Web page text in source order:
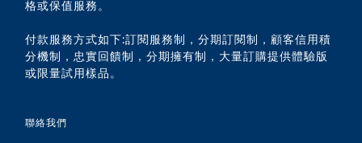
格或保值服務。
付款服務方式如下:訂閱服務制，分期訂閱制，顧客信用積
分機制，忠實回饋制，分期擁有制，大量訂購提供體驗版
或限量試用樣品。
聯絡我們